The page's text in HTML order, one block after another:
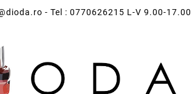
- Tel : 0770626215 L-V 9.00-17.00